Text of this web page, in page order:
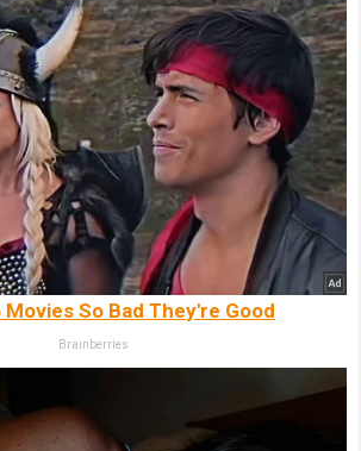
Movies So Bad They're Good
Brainberries